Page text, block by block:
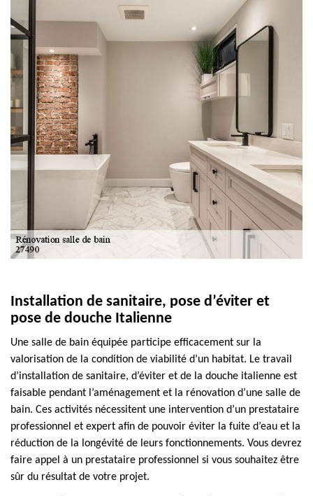
Installation de sanitaire, pose d’éviter et
pose de douche Italienne
Une salle de bain équipée participe efficacement sur la
valorisation de la condition de viabilité d’un habitat. Le travail
d’installation de sanitaire, d’éviter et de la douche italienne est
faisable pendant l’aménagement et la rénovation d’une salle de
bain. Ces activités nécessitent une intervention d’un prestataire
professionnel et expert afin de pouvoir éviter la fuite d’eau et la
réduction de la longévité de leurs fonctionnements. Vous devrez
faire appel à un prestataire professionnel si vous souhaitez être
sûr du résultat de votre projet.